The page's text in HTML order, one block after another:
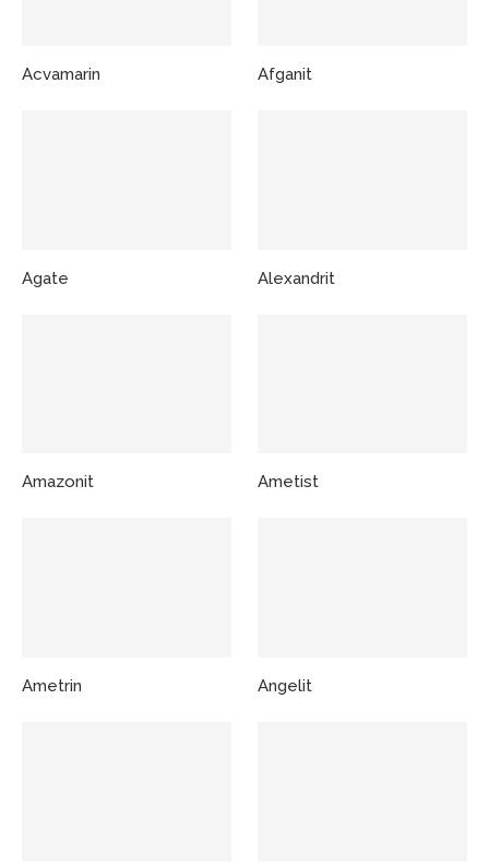
Acvamarin Afganit
Agate Alexandrit
Amazonit Ametist
Ametrin Angelit